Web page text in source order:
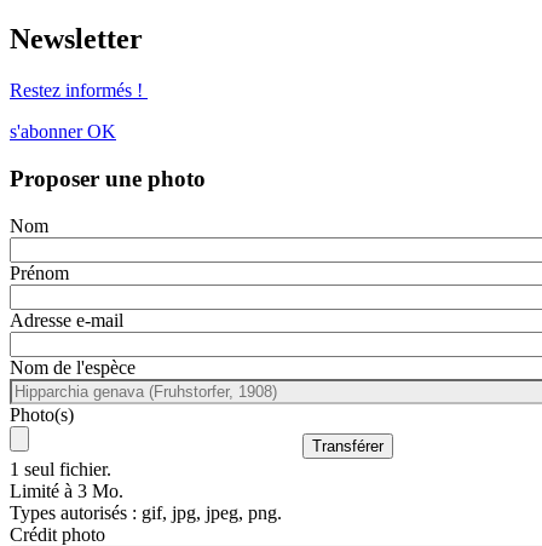
Newsletter
Restez informés !
s'abonner OK
Proposer une photo
Nom
Prénom
Adresse e-mail
Nom de l'espèce
Photo(s)
1 seul fichier.
Limité à 3 Mo.
Types autorisés : gif, jpg, jpeg, png.
Crédit photo